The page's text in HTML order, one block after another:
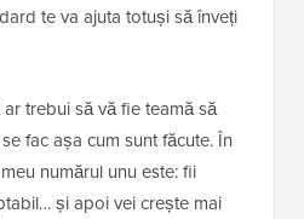
te va ajuta totuși să înveți
trebui să vă fie teamă să
fac așa cum sunt făcute. În
numărul unu este: fii
și apoi vei crește mai